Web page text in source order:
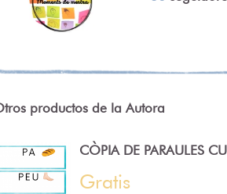
productos de la Autora
CÒPIA DE PARAULES
Gratis